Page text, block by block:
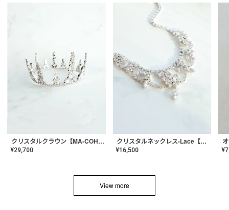
クリスタルクラウン【MA-COHD-01】韓国風クラウン/ウェディングクラウン/ティアラ
¥29,700
クリスタルネックレス-Lace【MA-CONL-02】
¥16,500 ¥
View more